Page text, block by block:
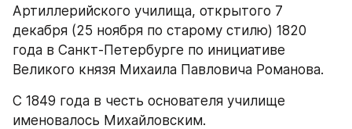
Артиллерийского училища, открытого 7
декабря (25 ноября по старому стилю) 1820
года в Санкт-Петербурге по инициативе
Великого князя Михаила Павловича Романова.
С 1849 года в честь основателя училище
именовалось Михайловским.